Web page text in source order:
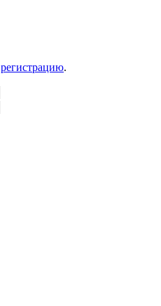
регистрацию.